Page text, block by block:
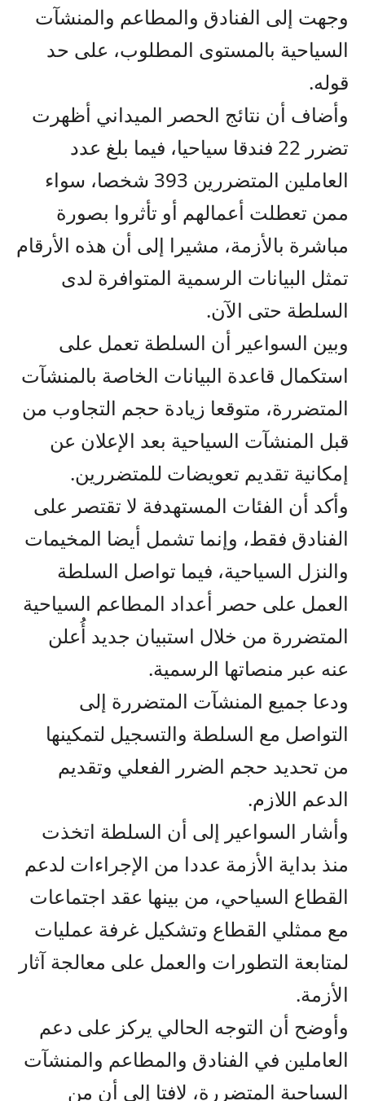
وجهت إلى الفنادق والمطاعم والمنشآت
السياحية بالمستوى المطلوب، على حد
قوله.
وأضاف أن نتائج الحصر الميداني أظهرت
تضرر 22 فندقا سياحيا، فيما بلغ عدد
العاملين المتضررين 393 شخصا، سواء
ممن تعطلت أعمالهم أو تأثروا بصورة
مباشرة بالأزمة، مشيرا إلى أن هذه الأرقام
تمثل البيانات الرسمية المتوافرة لدى
السلطة حتى الآن.
وبين السواعير أن السلطة تعمل على
استكمال قاعدة البيانات الخاصة بالمنشآت
المتضررة، متوقعا زيادة حجم التجاوب من
قبل المنشآت السياحية بعد الإعلان عن
إمكانية تقديم تعويضات للمتضررين.
وأكد أن الفئات المستهدفة لا تقتصر على
الفنادق فقط، وإنما تشمل أيضا المخيمات
والنزل السياحية، فيما تواصل السلطة
العمل على حصر أعداد المطاعم السياحية
المتضررة من خلال استبيان جديد أُعلن
عنه عبر منصاتها الرسمية.
ودعا جميع المنشآت المتضررة إلى
التواصل مع السلطة والتسجيل لتمكينها
من تحديد حجم الضرر الفعلي وتقديم
الدعم اللازم.
وأشار السواعير إلى أن السلطة اتخذت
منذ بداية الأزمة عددا من الإجراءات لدعم
القطاع السياحي، من بينها عقد اجتماعات
مع ممثلي القطاع وتشكيل غرفة عمليات
لمتابعة التطورات والعمل على معالجة آثار
الأزمة.
وأوضح أن التوجه الحالي يركز على دعم
العاملين في الفنادق والمطاعم والمنشآت
السياحية المتضررة، لافتا إلى أن من